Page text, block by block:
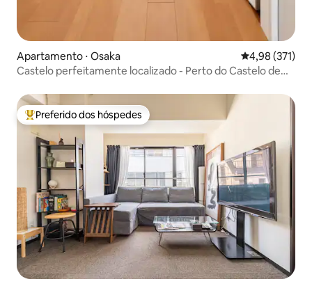
Apartamento ⋅ Osaka 4,98 de uma
4,98 (371)
Castelo perfeitamente localizado - Perto do Castelo de
Entre os melhores preferidos dos hóspedes
Preferido dos hóspedes